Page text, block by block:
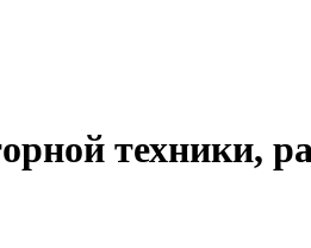
техники,